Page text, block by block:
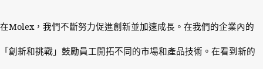
在Molex，我們不斷努力促進創新並加速成長。在我們的企業內的
「創新和挑戰」鼓勵員工開拓不同的市場和產品技術。在看到新的